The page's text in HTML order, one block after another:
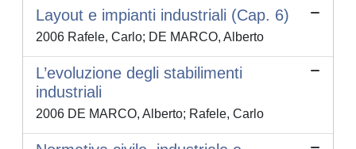
Layout e impianti industriali (Cap. 6)
2006 Rafele, Carlo; DE MARCO, Alberto
L’evoluzione degli stabilimenti
industriali
2006 DE MARCO, Alberto; Rafele, Carlo